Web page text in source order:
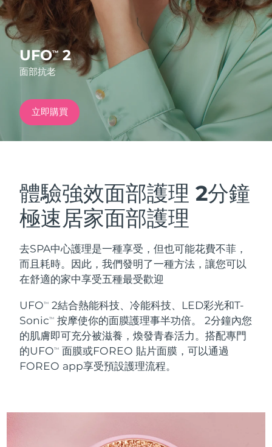
UFO™2
面部抗老
立即購買
體驗強效面部護理2分鐘
極速居家面部護理
去SPA中心護理是一種享受，但也可能花費不菲，
而且耗時。因此，我們發明了一種方法，讓您可以
在舒適的家中享受五種最受歡迎
UFOTM
2結合熱能科技、冷能科技、LED彩光和T-
SonicTM
按摩使你的面膜護理事半功倍。 2分鐘內您
的肌膚即可充分被滋養，煥發青春活力。搭配專門
的UFOTM
面膜或FOREO 貼片面膜，可以通過
FOREO app享受預設護理流程。
特別優惠 暢銷產品
紅光療法
LUNA™ 4 套裝
Anti-aging massage
LUNA™ 4 Plus
Massage, LED heating
LUNA™ 4 mini
BEAR™ 2 套裝
Microcurrent toning
BEAR™ 2 go
Microcurrent toning on-the-go
面部提拉護理
補水保濕
UFO™ 3 套裝
Deep facial hydration
口腔護理
issa™ 4
Hybrid silicone sonic toothbrush
Smart hybrid silicone sonic toothbrush
FAQ™ 抗老護理
FAQ™ 101
FAQ™ 201
澳洲 預計送達日期8/11/26
法國 預計送達日期8/8/26
德國 預計送達日期 8/8/26
加拿大 預計送達日期
奧地利 預計送達日期 8/8/26
巴林 預計送達日期
比利時 預計送達日期 8/8/26
百慕達 預計送達日期8/14/26
波士尼亞與赫塞哥維納 預計送達日期8/11/26
汶萊 預計送達日期8/13/26
保加利亞 預計送達日期8/8/26
智利 預計送達日期8/12/26